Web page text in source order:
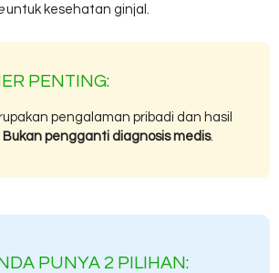
untuk kesehatan ginjal.
PENTING:
pengalaman pribadi dan hasil
Bukan pengganti diagnosis medis.
PUNYA 2 PILIHAN: